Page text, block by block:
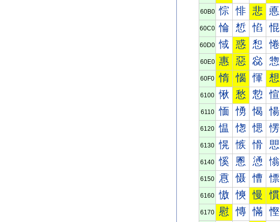
60B0 悰 悱 悲 悳
60C0 惀 惁 惂 惃
60D0 惐 惑 惒 惓
60E0 惠 惡 惢 惣
60F0 惰 惱 惲 想
6100 愀 愁 愂 愃
6110 愐 愑 愒 愓
6120 愠 愡 愢 愣
6130 愰 愱 愲 愳
6140 慀 慁 慂 慃
6150 慐 慑 慒 慓
6160 慠 慡 慢 慣
6170 慰 慱 慲 慳